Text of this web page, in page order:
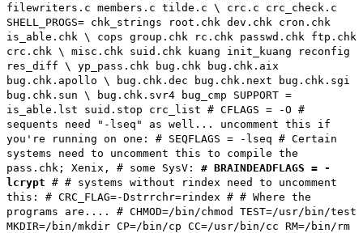
filewriters.c members.c tilde.c \ crc.c crc_check.c
SHELL_PROGS= chk_strings root.chk dev.chk cron.chk
is_able.chk \ cops group.chk rc.chk passwd.chk ftp.chk
crc.chk \ misc.chk suid.chk kuang init_kuang reconfig
res_diff \ yp_pass.chk bug.chk bug.chk.aix
bug.chk.apollo \ bug.chk.dec bug.chk.next bug.chk.sgi
bug.chk.sun \ bug.chk.svr4 bug_cmp SUPPORT =
is_able.lst suid.stop crc_list # CFLAGS = -O #
sequents need "-lseq" as well... uncomment this if
you're running on one: # SEQFLAGS = -lseq # Certain
systems need to uncomment this to compile the
pass.chk; Xenix, # some SysV: # BRAINDEADFLAGS = -
lcrypt # # systems without rindex need to uncomment
this: # CRC_FLAG=-Dstrrchr=rindex # # Where the
programs are.... # CHMOD=/bin/chmod TEST=/usr/bin/test
MKDIR=/bin/mkdir CP=/bin/cp CC=/usr/bin/cc RM=/bin/rm